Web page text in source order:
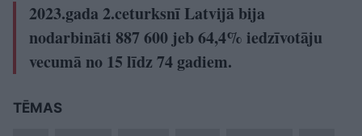
2023.gada 2.ceturksnī Latvijā bija
nodarbināti 887 600 jeb 64,4% iedzīvotāju
vecumā no 15 līdz 74 gadiem.
TĒMAS